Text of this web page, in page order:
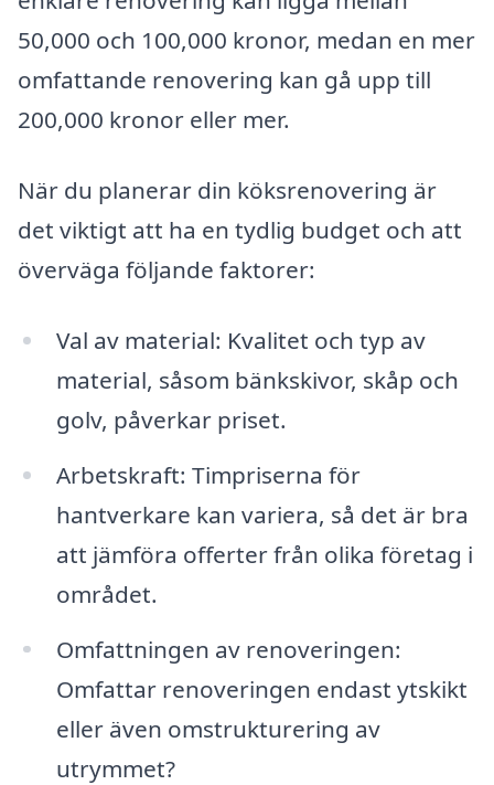
50,000 och 100,000 kronor, medan en mer
omfattande renovering kan gå upp till
200,000 kronor eller mer.
När du planerar din köksrenovering är
det viktigt att ha en tydlig budget och att
överväga följande faktorer:
Val av material: Kvalitet och typ av
material, såsom bänkskivor, skåp och
golv, påverkar priset.
Arbetskraft: Timpriserna för
hantverkare kan variera, så det är bra
att jämföra offerter från olika företag i
området.
Omfattningen av renoveringen:
Omfattar renoveringen endast ytskikt
eller även omstrukturering av
utrymmet?